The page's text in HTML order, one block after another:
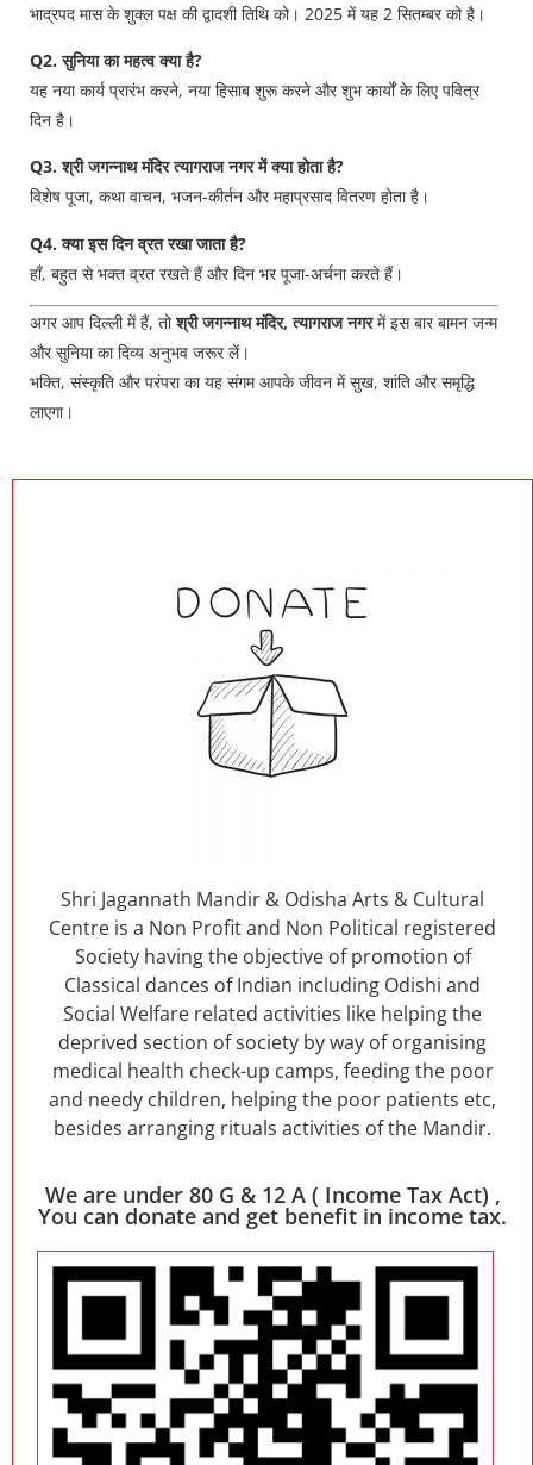
भाद्रपद मास के शुक्ल पक्ष की द्वादशी तिथि को। 2025 में यह 2 सितम्बर को है।
Q2. सुनिया का महत्व क्या है?
यह नया कार्य प्रारंभ करने, नया हिसाब शुरू करने और शुभ कार्यों के लिए पवित्र
दिन है।
Q3. श्री जगन्नाथ मंदिर त्यागराज नगर में क्या होता है?
विशेष पूजा, कथा वाचन, भजन-कीर्तन और महाप्रसाद वितरण होता है।
Q4. क्या इस दिन व्रत रखा जाता है?
हाँ, बहुत से भक्त व्रत रखते हैं और दिन भर पूजा-अर्चना करते हैं।
अगर आप दिल्ली में हैं, तोश्री जगन्नाथ मंदिर, त्यागराज नगरमें इस बार बामन जन्म
और सुनिया का दिव्य अनुभव जरूर लें।
भक्ति, संस्कृति और परंपरा का यह संगम आपके जीवन में सुख, शांति और समृद्धि
लाएगा।
Shri Jagannath Mandir & Odisha Arts & Cultural
Centre is a Non Profit and Non Political registered
Society having the objective of promotion of
Classical dances of Indian including Odishi and
Social Welfare related activities like helping the
deprived section of society by way of organising
medical health check-up camps, feeding the poor
and needy children, helping the poor patients etc,
besides arranging rituals activities of the Mandir.
We are under 80 G & 12 A ( Income Tax Act) ,
You can donate and get benefit in income tax.